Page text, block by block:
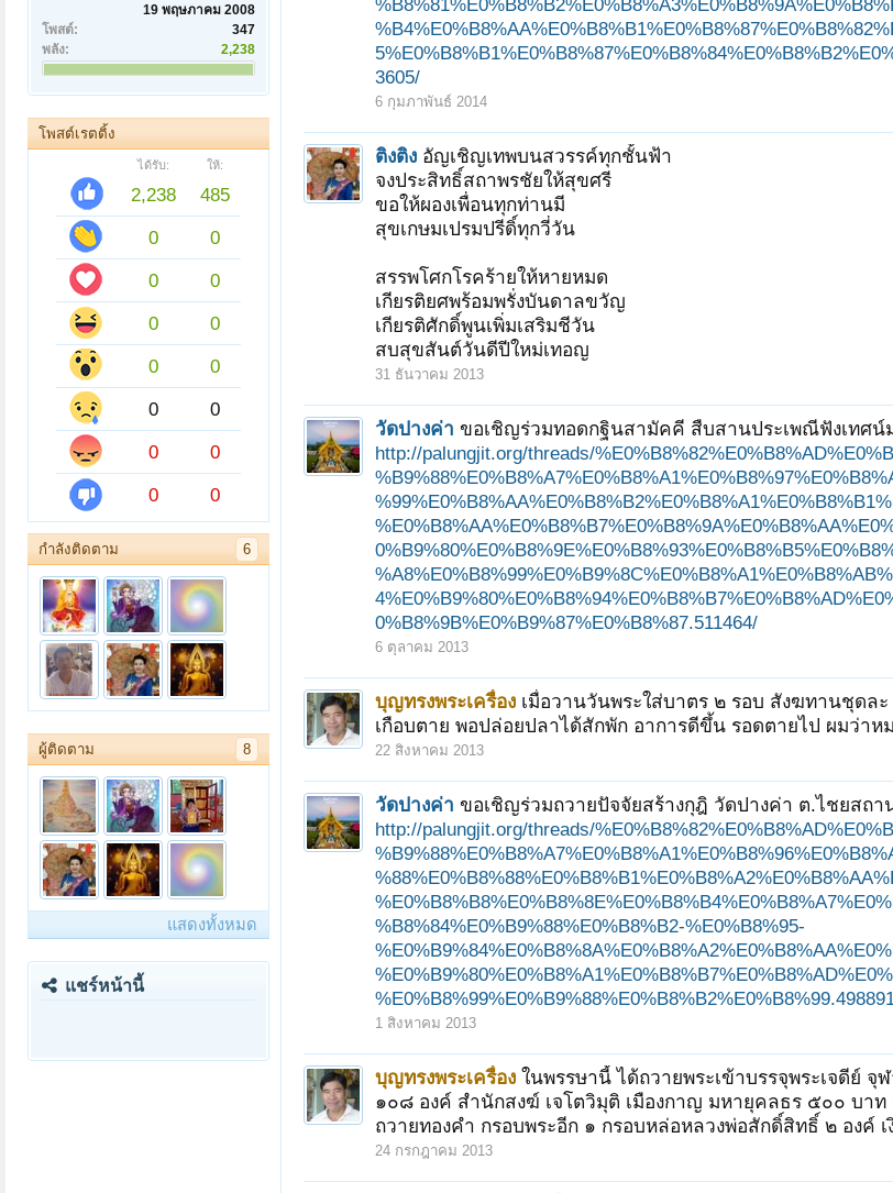
19 พฤษภาคม 2008
โพสต์:
347
พลัง:
2,238
โพสต์เรตติ้ง
ได้รับ: ให้:
2,238
485
0
0
0
0
0
0
0
0
0
0
0
0
0
0
กำลังติดตาม 6
ผู้ติดตาม 8
แสดงทั้งหมด
แชร์หน้านี้
3605/
6 กุมภาพันธ์ 2014
ติงติง อัญเชิญเทพบนสวรรค์ทุกชั้นฟ้า
จงประสิทธิ์สถาพรชัยให้สุขศรี
ขอให้ผองเพื่อนทุกท่านมี
สุขเกษมเปรมปรีดิ์ทุกวี่วัน
สรรพโศกโรคร้ายให้หายหมด
เกียรติยศพร้อมพรั่งบันดาลขวัญ
เกียรติศักดิ์พูนเพิ่มเสริมชีวัน
สบสุขสันต์วันดีปีใหม่เทอญ
31 ธันวาคม 2013
วัดปางค่า ขอเชิญร่วมทอดกฐินสามัคคี สืบสานประเพณีฟังเทศน์
http://palungjit.org/threads/
0%B8%9B%E0%B9%87%E0%B8%87.511464/
6 ตุลาคม 2013
บุญทรงพระเครื่อง เมื่อวานวันพระใส่บาตร ๒ รอบ สังฆทานชุดล
เกือบตาย พอปล่อยปลาได้สักพัก อาการดีขึ้น รอดตายไป ผมว่าห
22 สิงหาคม 2013
วัดปางค่า ขอเชิญร่วมถวายปัจจัยสร้างกุฎิ วัดปางค่า ต.ไชยสถา
http://palungjit.org/threads/
%B8%84%E0%B9%88%E0%B8%B2-%E0%B8%95-
1 สิงหาคม 2013
บุญทรงพระเครื่อง ในพรรษานี้ ได้ถวายพระเข้าบรรจุพระเจดีย์
๑๐๘ องค์ สำนักสงฆ์ เจโตวิมุติ เมืองกาญ มหายุคลธร ๕๐๐ บ
ถวายทองคำ กรอบพระอีก ๑ กรอบหล่อหลวงพ่อสักดิ์สิทธิ์ ๒ องค์
24 กรกฎาคม 2013